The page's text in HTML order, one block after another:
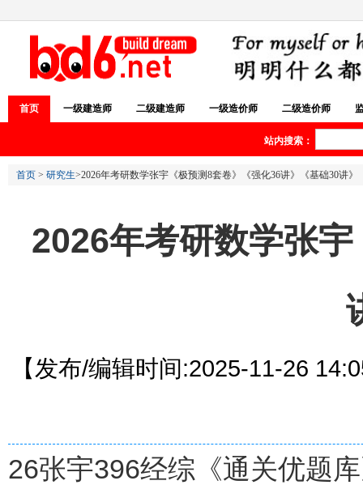
首页 一级建造师 二级建造师 一级造价师 二级造价师
站内搜索：
首页 > 研究生>2026年考研数学张宇《极预测8套卷》《强化36讲》《基础30讲》
2026年考研数学张
【发布/编辑时间:2025-11-26
26张宇396经综《通关优题